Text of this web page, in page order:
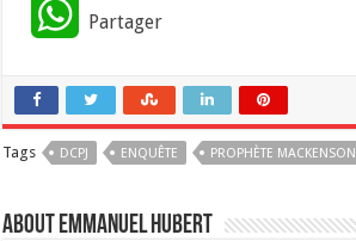
W
a
t
Partager
Tags DCPJ ENQUÊTE PROPHÈTE MACKENSON
About Emmanuel Hubert